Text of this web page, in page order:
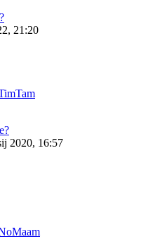
21:20
2020, 16:57